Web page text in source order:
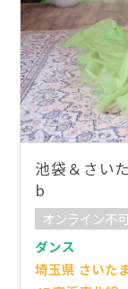
池袋＆さい
b
オンライン不
ダンス
埼玉県 さいた